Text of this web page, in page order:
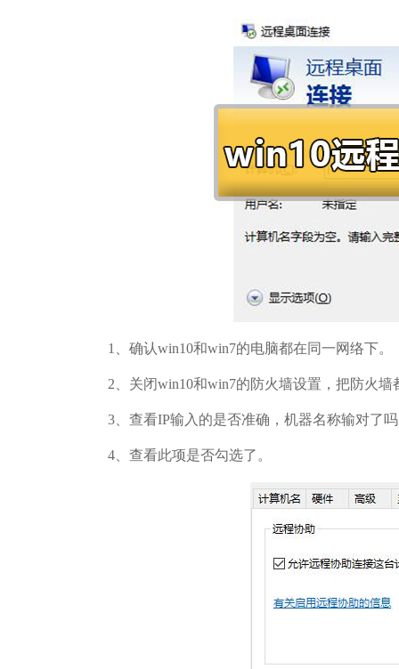
1、确认win10和win7的电脑都在同一网络下。
2、关闭win10和win7的防火墙设置，把防火墙
3、查看IP输入的是否准确，机器名称输对了
4、查看此项是否勾选了。